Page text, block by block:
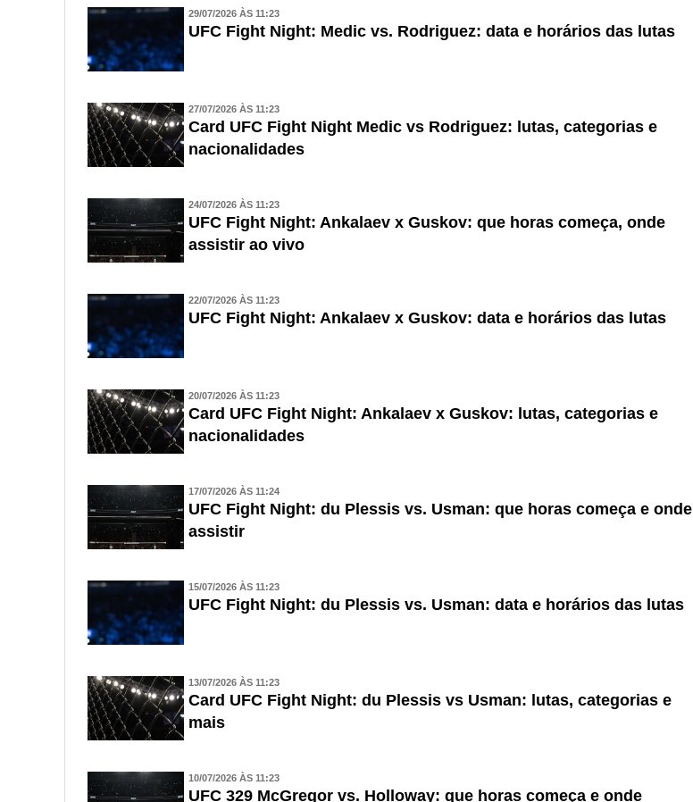
29/07/2026 ÀS 11:23
UFC Fight Night: Medic vs. Rodriguez: data e horários das lutas
27/07/2026 ÀS 11:23
Card UFC Fight Night Medic vs Rodriguez: lutas, categorias e
nacionalidades
24/07/2026 ÀS 11:23
UFC Fight Night: Ankalaev x Guskov: que horas começa, onde
assistir ao vivo
22/07/2026 ÀS 11:23
UFC Fight Night: Ankalaev x Guskov: data e horários das lutas
20/07/2026 ÀS 11:23
Card UFC Fight Night: Ankalaev x Guskov: lutas, categorias e
nacionalidades
17/07/2026 ÀS 11:24
UFC Fight Night: du Plessis vs. Usman: que horas começa e onde
assistir
15/07/2026 ÀS 11:23
UFC Fight Night: du Plessis vs. Usman: data e horários das lutas
13/07/2026 ÀS 11:23
Card UFC Fight Night: du Plessis vs Usman: lutas, categorias e
mais
10/07/2026 ÀS 11:23
UFC 329 McGregor vs. Holloway: que horas começa e onde